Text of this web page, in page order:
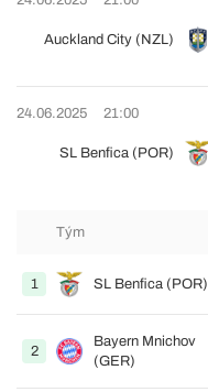
Auckland City (NZL)
24.06.2025 21:00
SL Benfica (POR)
Tým
1 SL Benfica (POR)
2
Bayern Mnichov
(GER)